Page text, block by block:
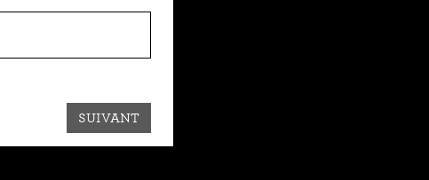
SUIVANT